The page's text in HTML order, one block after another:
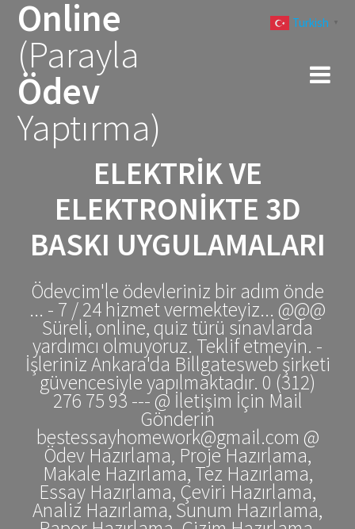
Online
(Parayla
Ödev
Yaptırma)
ELEKTRIK VE
ELEKTRONIKTE 3D
BASKI UYGULAMALARI
Ödevcim'le ödevleriniz bir adım önde
... - 7 / 24 hizmet vermekteyiz... @@@
Süreli, online, quiz türü sınavlarda
yardımcı olmuyoruz. Teklif etmeyin. -
İşleriniz Ankara'da Billgatesweb şirketi
güvencesiyle yapılmaktadır. 0 (312)
276 75 93 --- @ İletişim İçin Mail
Gönderin
bestessayhomework@gmail.com @
Ödev Hazırlama, Proje Hazırlama,
Makale Hazırlama, Tez Hazırlama,
Essay Hazırlama, Çeviri Hazırlama,
Analiz Hazırlama, Sunum Hazırlama,
Turkish ▼